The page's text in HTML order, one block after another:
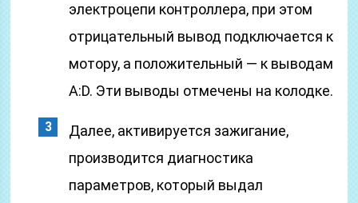
электроцепи контроллера, при этом
отрицательный вывод подключается к
мотору, а положительный — к выводам
А:D. Эти выводы отмечены на колодке.
Далее, активируется зажигание,
производится диагностика
параметров, который выдал